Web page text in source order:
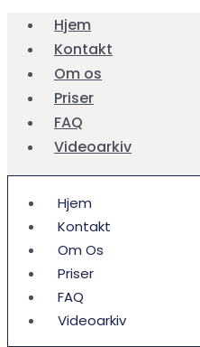
Hjem
Kontakt
Om os
Priser
FAQ
Videoarkiv
Hjem
Kontakt
Om Os
Priser
FAQ
Videoarkiv